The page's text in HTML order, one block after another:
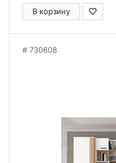
В корзину
730608